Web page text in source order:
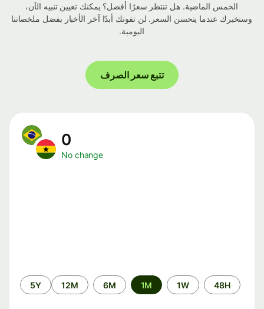
الخمس الماضية. هل تنتظر سعرًا أفضل؟ يمكنك تعيين تنبيه الآن،
وسنخبرك عندما يتحسن السعر. لن تفوتك أبدًا آخر الأخبار بفضل ملخصاتنا
اليومية.
تتبع سعر الصرف
No change
الفترة
الزمنية
48H
1W
1M
6M
12M
5Y